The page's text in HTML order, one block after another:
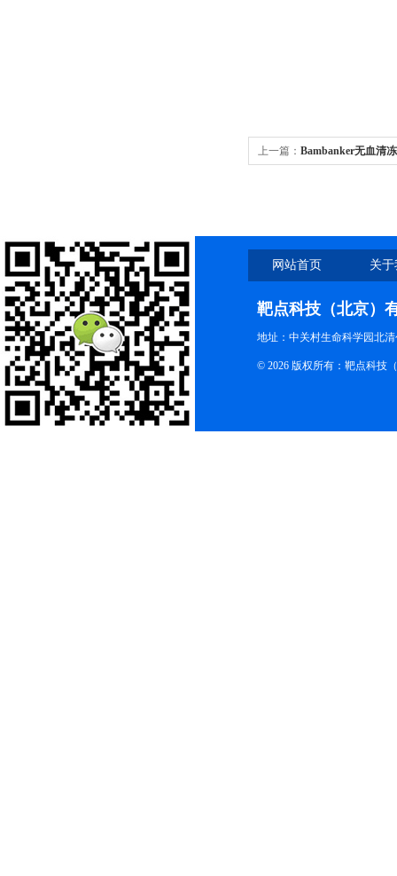
上一篇： Bambanker无血清
网站首页 关
靶点科技（北京）
地址：中关村生命科学园北
© 2026 版权所有：靶点科技